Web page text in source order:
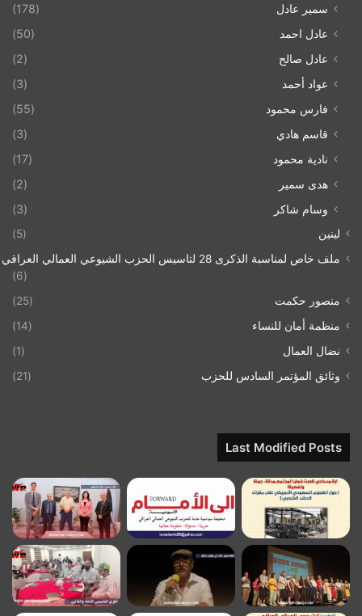
سمير عادل
(178)
عادل احمد
(50)
عادل صالح
(2)
عواد أحمد
(3)
فارس محمود
(55)
قاسم هادي
(3)
نادية محمود
(17)
هدى سمير
(2)
وسام شاكر
(3)
لينين
(5)
ملف خاص لمناسبة الذكرى 28 لتاسيس الحزب الشيوعي العمالي العراقي 1993/07/21
(6)
منصور حكمت
(25)
منظمة أمان للنساء
(14)
نضال العمال
(1)
وثائق المؤتمر السادس للحزب
(21)
Last Modified Posts